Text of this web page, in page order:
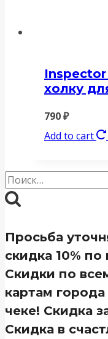
холку
790₽
Add to cart
Найти:
Просьба
скидка 10%
Скидки по
картам
чеке! Скидка
Скидка в